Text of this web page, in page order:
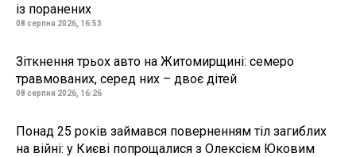
із поранених
08 серпня 2026, 16:53
Зіткнення трьох авто на Житомирщині: семеро
травмованих, серед них – двоє дітей
08 серпня 2026, 16:26
Понад 25 років займався поверненням тіл загиблих
на війні: у Києві попрощалися з Олексієм Юковим